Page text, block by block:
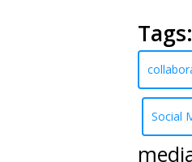
Tags:
Social